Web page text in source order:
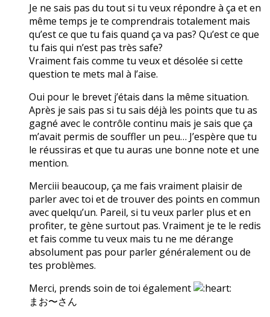
Je ne sais pas du tout si tu veux répondre à ça et en
même temps je te comprendrais totalement mais
qu’est ce que tu fais quand ça va pas? Qu’est ce que
tu fais qui n’est pas très safe?
Vraiment fais comme tu veux et désolée si cette
question te mets mal à l’aise.
Oui pour le brevet j’étais dans la même situation.
Après je sais pas si tu sais déjà les points que tu as
gagné avec le contrôle continu mais je sais que ça
m’avait permis de souffler un peu… J’espère que tu
le réussiras et que tu auras une bonne note et une
mention.
Merciii beaucoup, ça me fais vraiment plaisir de
parler avec toi et de trouver des points en commun
avec quelqu’un. Pareil, si tu veux parler plus et en
profiter, te gène surtout pas. Vraiment je te le redis
et fais comme tu veux mais tu ne me dérange
absolument pas pour parler généralement ou de
tes problèmes.
Merci, prends soin de toi également
まお〜さん